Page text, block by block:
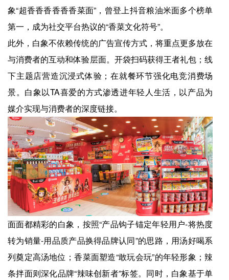
象“超香香香香香香菜面”，曾登上抖音粮油米面多个榜单
第一，成为社交平台热议的“香菜文化符号”。
此外，白象不依赖传统的广告宣传方式，将重点更多放在
与消费者的互动和体验层面。开袋扫码获得王者礼包；线
下主题店营造沉浸式体验；在就餐环节强化电竞消费场
景。白象以TA喜爱的方式渗透进年轻人生活，以产品为
媒介实现与消费者的深度链接。
面面都精彩的白象，按照“产品钩子锚定年轻用户-将热度
转为销量-用品质产品换得品牌认同”的思路，用汤好喝系
列奠定高汤地位；香菜面塑造“敢玩会玩”的年轻形象；辣
条拌面则深化品牌“辣味创新者”标签。同时，白象基于单